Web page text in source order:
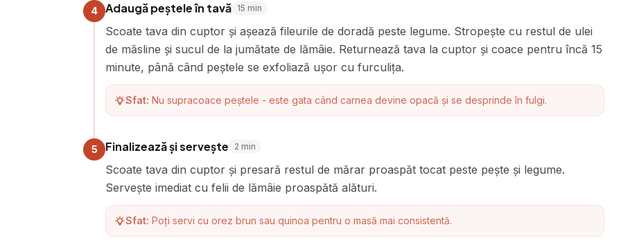
4 Adaugă peștele în tavă 15 min
Scoate tava din cuptor și așează fileurile de doradă peste legume. Stropește cu restul de ulei
de măsline și sucul de la jumătate de lămâie. Returnează tava la cuptor și coace pentru încă 15
minute, până când peștele se exfoliază ușor cu furculița.
Sfat: Nu supracoace peștele - este gata când carnea devine opacă și se desprinde în fulgi.
5 Finalizează și servește 2 min
Scoate tava din cuptor și presară restul de mărar proaspăt tocat peste pește și legume.
Servește imediat cu felii de lămâie proaspătă alături.
Sfat: Poți servi cu orez brun sau quinoa pentru o masă mai consistentă.